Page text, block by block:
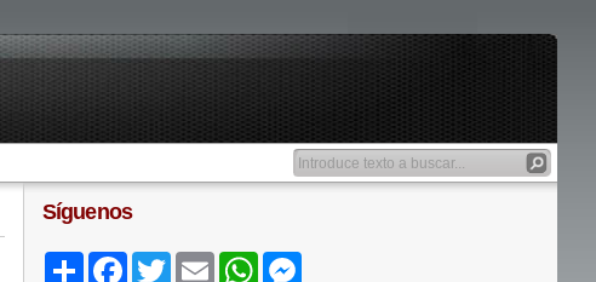
Síguenos
Share FacebookTwitter Email WhatsApp